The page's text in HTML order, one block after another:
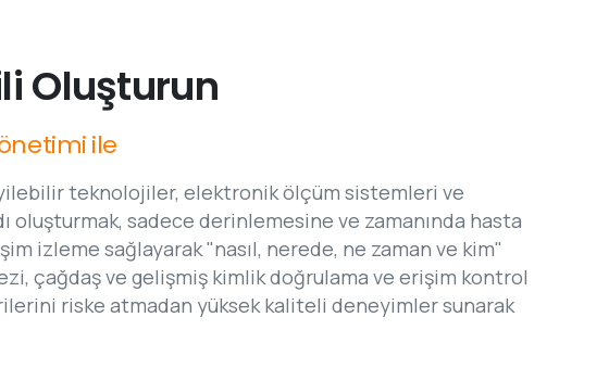
Oluşturun
ile
teknolojiler, elektronik ölçüm sistemleri ve
sadece derinlemesine ve zamanında hasta
izleme sağlayarak "nasıl, nerede, ne zaman ve kim"
çağdaş ve gelişmiş kimlik doğrulama ve erişim kontrol
riske atmadan yüksek kaliteli deneyimler sunarak